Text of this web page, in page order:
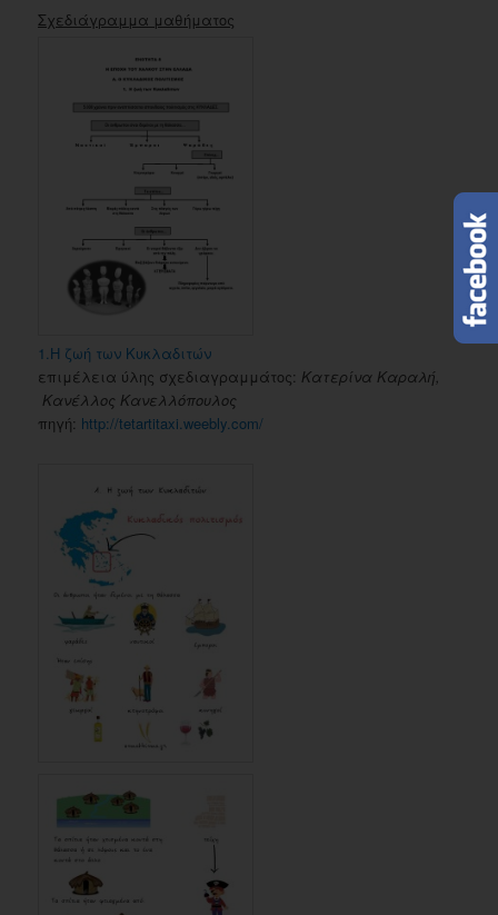
Σχεδιάγραμμα μαθήματος
1.Η ζωή των Κυκλαδιτών
επιμέλεια ύλης σχεδιαγραμμάτος: Κατερίνα Καραλή,
Κανέλλος Κανελλόπουλος
πηγή: http://tetartitaxi.weebly.com/